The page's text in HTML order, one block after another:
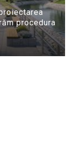
procedura